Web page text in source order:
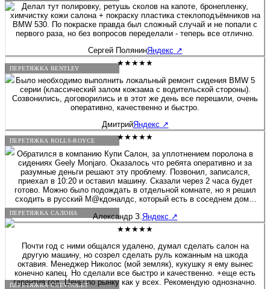
ПЕРЕТЯЖКА BENTLEY
ПЕРЕТЯЖКА ROLLS-ROYCE
ПЕРЕТЯЖКА САЛОНА
ПЕРЕТЯЖКА CHEVROLET
Делал тут полировку, ретушь сколов на капоте, бронепленку,
химчистку кожи салона + покраску пластика стеклоподъёмников на
BMW 530. По покраске правда был сложный случай и не попали с
первого раза, но без вопросов переделали - теперь все отлично.
Сергей ПолянинЯндекс ↗
★★★★★
Было необходимо выполнить локальный ремонт сидения BMW 5
серии (классический залом кожзама с водительской стороны).
Созвонились, договорились и в этот же день все перешили, очень
оперативно, качественно и быстро.
ДмитрийЯндекс ↗
★★★★★
Обратился в компанию Купи Салон, за уплотнением поролона в
сидениях Geely Monjaro. Оказалось что ребята оперативно и за
разумные деньги решают эту проблему. Позвонил, записался,
приехал в 10:20 и оставил машину. Сказали через 2 часа будет
готово. Можно было подождать в отдельной комнате, но я решил
сходить в русский М@кдоналдс, который есть в соседнем доме.
Звонок через 1ч. 20мин., машина готова! Все сделали очень
аккуратно, места действительно стали гораздо плотнее, то что я и
хотел! Фото до и после прилагаю. Спасибо за вашу работу,
Александр З. Яндекс ↗
★★★★★
Почти год с ними общался удалено, думал сделать салон на
другую машину, но созрел сделать руль кожанным на шкода
октавия. Менеджер Николос (мой земляк), кукушку я ему вынес
конечно капец. Но сделали все быстро и качественно. +еще есть
гарантия год. Цены по рынку как у всех. Рекомендую однозначно.